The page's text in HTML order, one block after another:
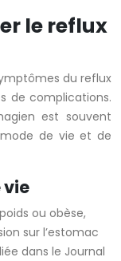
le reflux
du reflux
de complications.
est souvent
de vie et de
ou obèse,
sur l’estomac
dans le Journal